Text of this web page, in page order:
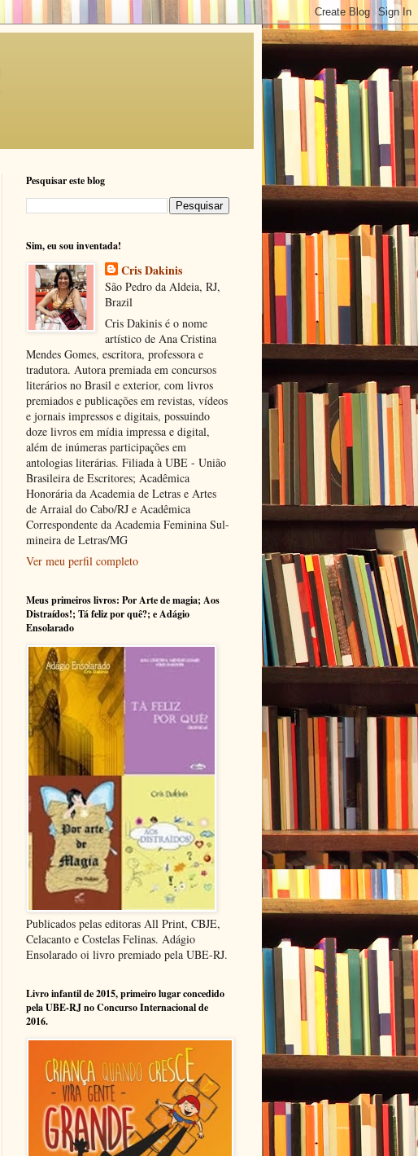
Pesquisar este blog
Sim, eu sou inventada!
Cris Dakinis
São Pedro da Aldeia, RJ,
Brazil
Cris Dakinis é o nome
artístico de Ana Cristina
Mendes Gomes, escritora, professora e
tradutora. Autora premiada em concursos
literários no Brasil e exterior, com livros
premiados e publicações em revistas, vídeos
e jornais impressos e digitais, possuindo
doze livros em mídia impressa e digital,
além de inúmeras participações em
antologias literárias. Filiada à UBE - União
Brasileira de Escritores; Acadêmica
Honorária da Academia de Letras e Artes
de Arraial do Cabo/RJ e Acadêmica
Correspondente da Academia Feminina Sul-
mineira de Letras/MG
Ver meu perfil completo
Meus primeiros livros: Por Arte de magia; Aos
Distraídos!; Tá feliz por quê?; e Adágio
Ensolarado
Publicados pelas editoras All Print, CBJE,
Celacanto e Costelas Felinas. Adágio
Ensolarado oi livro premiado pela UBE-RJ.
Livro infantil de 2015, primeiro lugar concedido
pela UBE-RJ no Concurso Internacional de
2016.